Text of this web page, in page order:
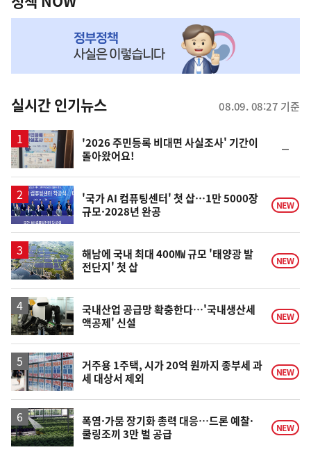
NOW,
뉴
스
실시간 인기뉴스 08.09. 08:27 기준
'2026 주민등록 비대면 사실조사' 기간이
돌아왔어요!
일
'국가 AI 컴퓨팅센터' 첫 삽…1만 5000장
규모·2028년 완공
NEW
해남에 국내 최대 400㎿ 규모 '태양광 발
전단지' 첫 삽
NEW
국내산업 공급망 확충한다…'국내생산세
액공제' 신설
NEW
거주용 1주택, 시가 20억 원까지 종부세 과
세 대상서 제외
NEW
폭염·가뭄 장기화 총력 대응…드론 예찰·
쿨링조끼 3만 벌 공급
NEW